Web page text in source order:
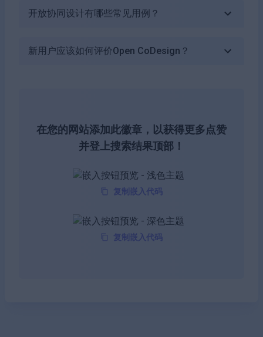
开放协同设计有哪些常见用例？
新用户应该如何评价Open CoDesign？
在您的网站添加此徽章，以获得更多点赞
并登上搜索结果顶部！
复制嵌入代码
复制嵌入代码